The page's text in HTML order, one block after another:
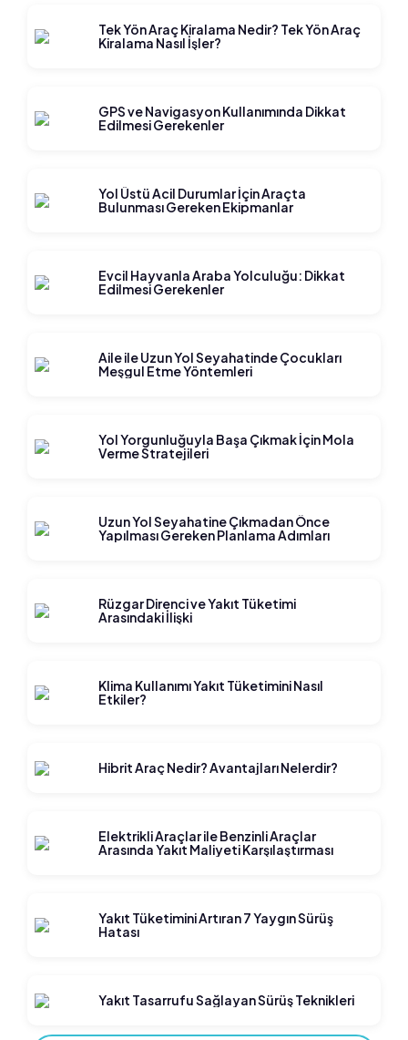
Tek Yön Araç Kiralama Nedir? Tek Yön Araç
Kiralama Nasıl İşler?
GPS ve Navigasyon Kullanımında Dikkat
Edilmesi Gerekenler
Yol Üstü Acil Durumlar İçin Araçta
Bulunması Gereken Ekipmanlar
Evcil Hayvanla Araba Yolculuğu: Dikkat
Edilmesi Gerekenler
Aile ile Uzun Yol Seyahatinde Çocukları
Meşgul Etme Yöntemleri
Yol Yorgunluğuyla Başa Çıkmak İçin Mola
Verme Stratejileri
Uzun Yol Seyahatine Çıkmadan Önce
Yapılması Gereken Planlama Adımları
Rüzgar Direnci ve Yakıt Tüketimi
Arasındaki İlişki
Klima Kullanımı Yakıt Tüketimini Nasıl
Etkiler?
Hibrit Araç Nedir? Avantajları Nelerdir?
Elektrikli Araçlar ile Benzinli Araçlar
Arasında Yakıt Maliyeti Karşılaştırması
Yakıt Tüketimini Artıran 7 Yaygın Sürüş
Hatası
Yakıt Tasarrufu Sağlayan Sürüş Teknikleri